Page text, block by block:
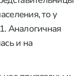
то у
Аналогичная
и на